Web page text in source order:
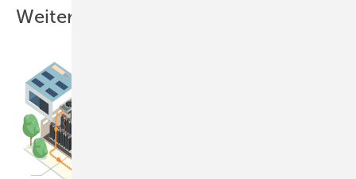
Weitere Inhalte